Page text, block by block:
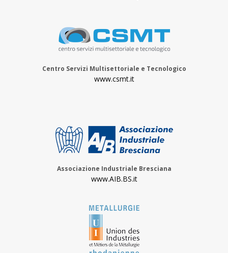
Centro Servizi Multisettoriale e Tecnologico
www.csmt.it
Associazione Industriale Bresciana
www.AIB.BS.it